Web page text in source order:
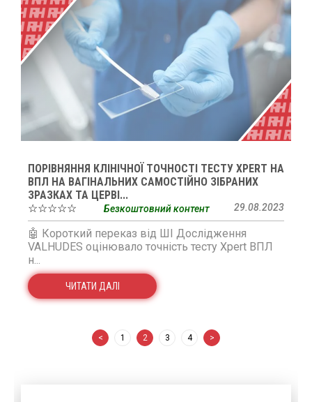
ПОРІВНЯННЯ КЛІНІЧНОЇ ТОЧНОСТІ ТЕСТУ XPERT НА
ВПЛ НА ВАГІНАЛЬНИХ САМОСТІЙНО ЗІБРАНИХ
ЗРАЗКАХ ТА ЦЕРВІ...
☆☆☆☆☆
29.08.2023
Безкоштовний контент
🤖 Короткий переказ від ШІ Дослідження
VALHUDES оцінювало точність тесту Xpert ВПЛ
н...
ЧИТАТИ ДАЛІ
< 1 2 3 4 >